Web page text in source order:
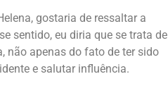
gostaria de ressaltar a
sentido, eu diria que se trata de
não apenas do fato de ter sido
e salutar influência.